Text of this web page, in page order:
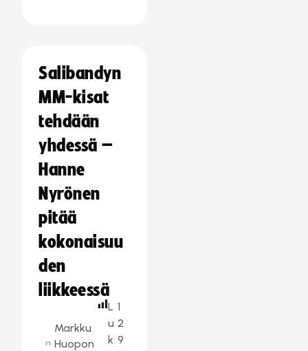
Salibandyn
MM-kisat
tehdään
yhdessä –
Hanne
Nyrönen
pitää
kokonaisuu
den
liikkeessä
Markku
Huopon
L
u
k
1
2
9